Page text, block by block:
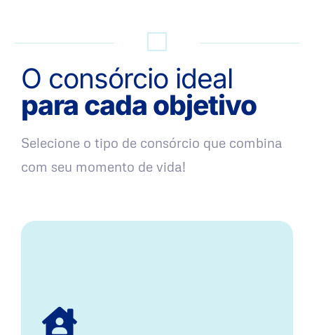
O consórcio ideal
para cada objetivo
Selecione o tipo de consórcio que combina
com seu momento de vida!